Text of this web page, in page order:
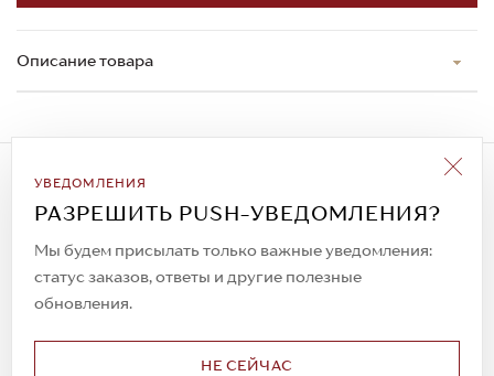
Описание товара
УВЕДОМЛЕНИЯ
РАЗРЕШИТЬ PUSH-УВЕДОМЛЕНИЯ?
Мы будем присылать только важные уведомления:
статус заказов, ответы и другие полезные
обновления.
НЕ СЕЙЧАС
Подписаться на рассылку
Всегда будьте в курсе новых акций и
спецпредложений!
© 2023. AIT Shoes
Все права защищены